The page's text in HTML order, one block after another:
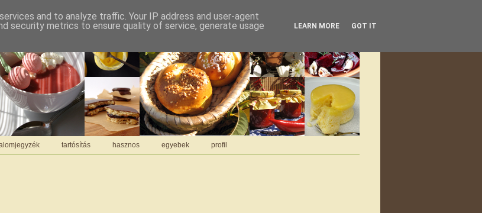
tartósítás hasznos egyebek profil
and to analyze traffic. Your IP address and user-agent
security metrics to ensure quality of service, generate usage
LEARN MORE GOT IT